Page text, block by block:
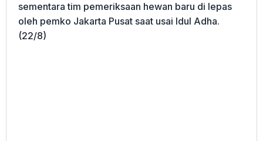
sementara tim pemeriksaan hewan baru di lepas
oleh pemko Jakarta Pusat saat usai Idul Adha.
(22/8)